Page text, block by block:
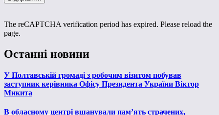
The reCAPTCHA verification period has expired. Please reload the
page.
Останні новини
У Полтавській громаді з робочим візитом побував
заступник керівника Офісу Президента України Віктор
Микита
В обласному центрі вшанували пам’ять страчених,